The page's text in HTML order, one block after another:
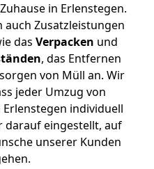
in Erlenstegen.
Zusatzleistungen
das Verpacken und
, das Entfernen
von Müll an. Wir
jeder Umzug von
individuell
darauf eingestellt, auf
unserer Kunden